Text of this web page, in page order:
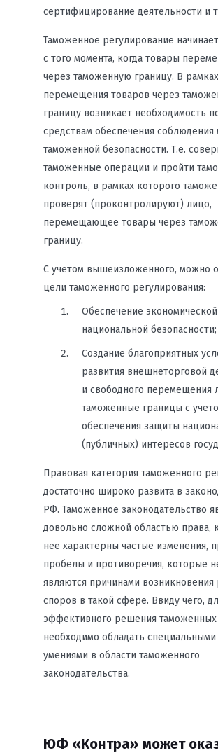
сертифицирование деятельности и
Таможенное регулирование
с того момента, когда товары
через таможенную границу. В
перемещения товаров через
границу возникает необходимость
средствам обеспечения соблюдения
таможенной безопасности. Т.е.
таможенные операции и пройти
контроль, в рамках которого
проверят (проконтролируют) лицо,
перемещающее товары через
границу.
С учетом вышеизложенного, можно
цели таможенного регулирования:
Обеспечение
национальной безопасности;
Создание благоприятных
развития внешнеторговой
и свободного перемещения
таможенные границы с
обеспечения защиты
(публичных) интересов
Правовая категория таможенного
достаточно широко развита в
РФ. Таможенное законодательство
довольно сложной областью права,
нее характерны частые изменения,
пробелы и противоречия, которые
являются причинами возникновения
споров в такой сфере. Ввиду чего,
эффективного решения таможенных
необходимо обладать специальными
умениями в области таможенного
законодательства.
ЮФ «Контра» может